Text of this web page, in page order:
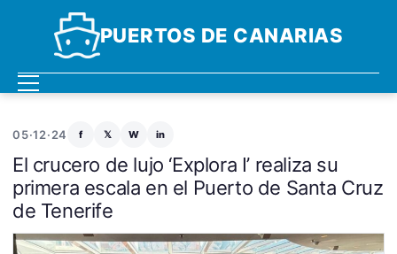
PUERTOS DE CANARIAS
05·12·24 f 𝕏 W in
El crucero de lujo ‘Explora I’ realiza su
primera escala en el Puerto de Santa Cruz
de Tenerife